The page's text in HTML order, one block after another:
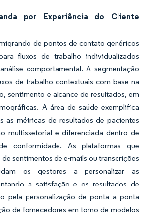
por Experiência do Cliente
de pontos de contato genéricos
fluxos de trabalho individualizados
comportamental. A segmentação
de trabalho contextuais com base na
sentimento e alcance de resultados, em
A área de saúde exemplifica
as métricas de resultados de pacientes
multissetorial e diferenciada dentro de
conformidade. As plataformas que
sentimentos de e-mails ou transcrições
os gestores a personalizar as
a satisfação e os resultados de
pela personalização de ponta a ponta
de fornecedores em torno de modelos